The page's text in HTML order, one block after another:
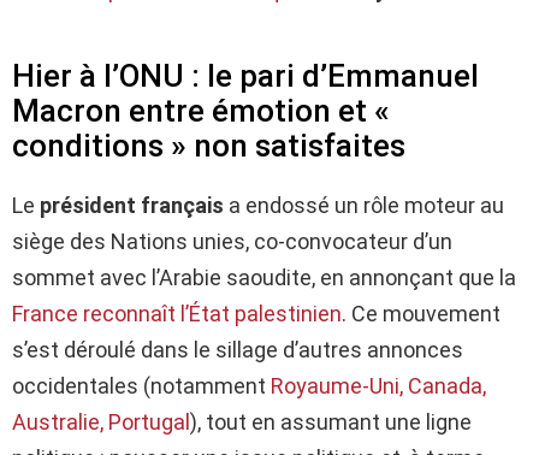
Hier à l’ONU : le pari d’Emmanuel
Macron entre émotion et «
conditions » non satisfaites
Le président français a endossé un rôle moteur au
siège des Nations unies, co-convocateur d’un
sommet avec l’Arabie saoudite, en annonçant que la
France reconnaît l’État palestinien. Ce mouvement
s’est déroulé dans le sillage d’autres annonces
occidentales (notamment Royaume-Uni, Canada,
Australie, Portugal ), tout en assumant une ligne